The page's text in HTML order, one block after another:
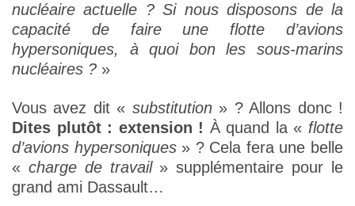
nucléaire actuelle ? Si nous disposons de la
capacité de faire une flotte d’avions
hypersoniques, à quoi bon les sous-marins
nucléaires ? »
Vous avez dit « substitution» ? Allons donc !
Dites plutôt : extension ! À quand la « flotte
d’avions hypersoniques» ? Cela fera une belle
« charge de travail» supplémentaire pour le
grand ami Dassault…